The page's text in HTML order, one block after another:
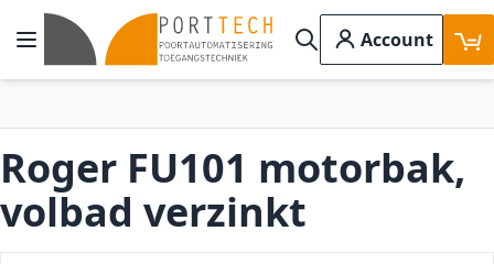
Ga naar de inhoud
Toggle Nav
Search
Account
Roger FU101 motorbak,
volbad verzinkt